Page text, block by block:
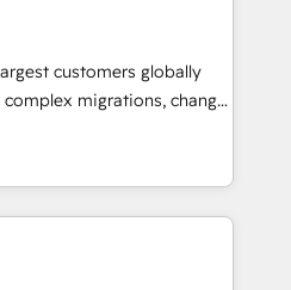
proof of trust built through
customers globally
migrations, change
and creative
impact and
few full-
in the HubSpot
globally